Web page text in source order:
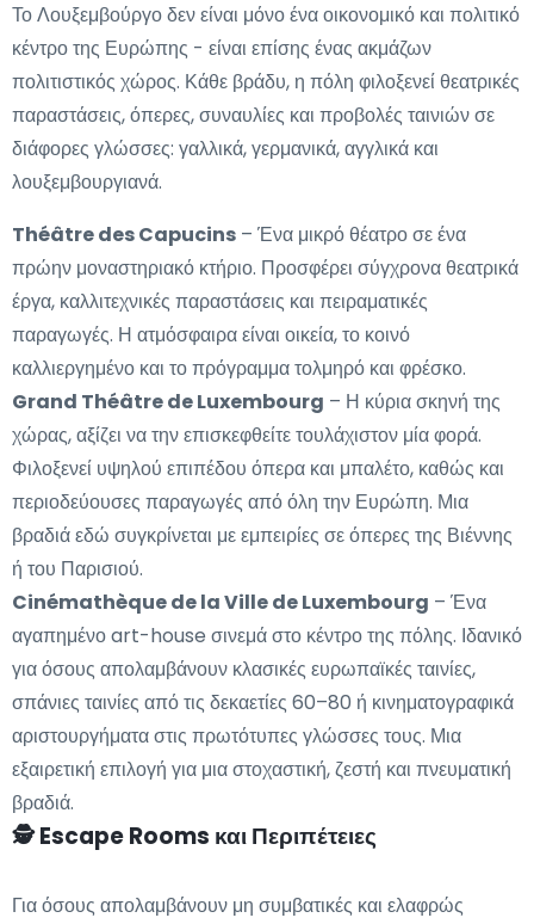
Το Λουξεμβούργο δεν είναι μόνο ένα οικονομικό και πολιτικό
κέντρο της Ευρώπης - είναι επίσης ένας ακμάζων
πολιτιστικός χώρος. Κάθε βράδυ, η πόλη φιλοξενεί θεατρικές
παραστάσεις, όπερες, συναυλίες και προβολές ταινιών σε
διάφορες γλώσσες: γαλλικά, γερμανικά, αγγλικά και
λουξεμβουργιανά.
Théâtre des Capucins – Ένα μικρό θέατρο σε ένα
πρώην μοναστηριακό κτήριο. Προσφέρει σύγχρονα θεατρικά
έργα, καλλιτεχνικές παραστάσεις και πειραματικές
παραγωγές. Η ατμόσφαιρα είναι οικεία, το κοινό
καλλιεργημένο και το πρόγραμμα τολμηρό και φρέσκο.
Grand Théâtre de Luxembourg – Η κύρια σκηνή της
χώρας, αξίζει να την επισκεφθείτε τουλάχιστον μία φορά.
Φιλοξενεί υψηλού επιπέδου όπερα και μπαλέτο, καθώς και
περιοδεύουσες παραγωγές από όλη την Ευρώπη. Μια
βραδιά εδώ συγκρίνεται με εμπειρίες σε όπερες της Βιέννης
ή του Παρισιού.
Cinémathèque de la Ville de Luxembourg – Ένα
αγαπημένο art-house σινεμά στο κέντρο της πόλης. Ιδανικό
για όσους απολαμβάνουν κλασικές ευρωπαϊκές ταινίες,
σπάνιες ταινίες από τις δεκαετίες 60–80 ή κινηματογραφικά
αριστουργήματα στις πρωτότυπες γλώσσες τους. Μια
εξαιρετική επιλογή για μια στοχαστική, ζεστή και πνευματική
βραδιά.
🕵️ Escape Rooms και Περιπέτειες
Για όσους απολαμβάνουν μη συμβατικές και ελαφρώς